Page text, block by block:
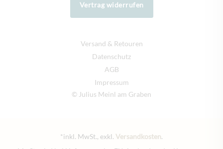
Vertrag widerrufen
Versand & Retouren
Datenschutz
AGB
Impressum
© Julius Meinl am Graben
*inkl. MwSt., exkl. Versandkosten.